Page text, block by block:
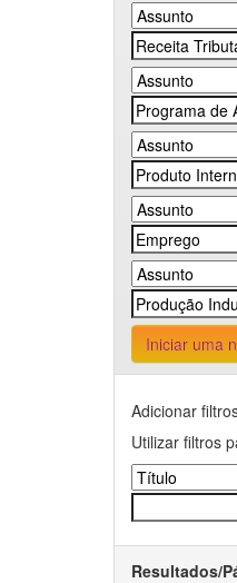
Iniciar uma
Adicionar
Utilizar filtros
Resultados/